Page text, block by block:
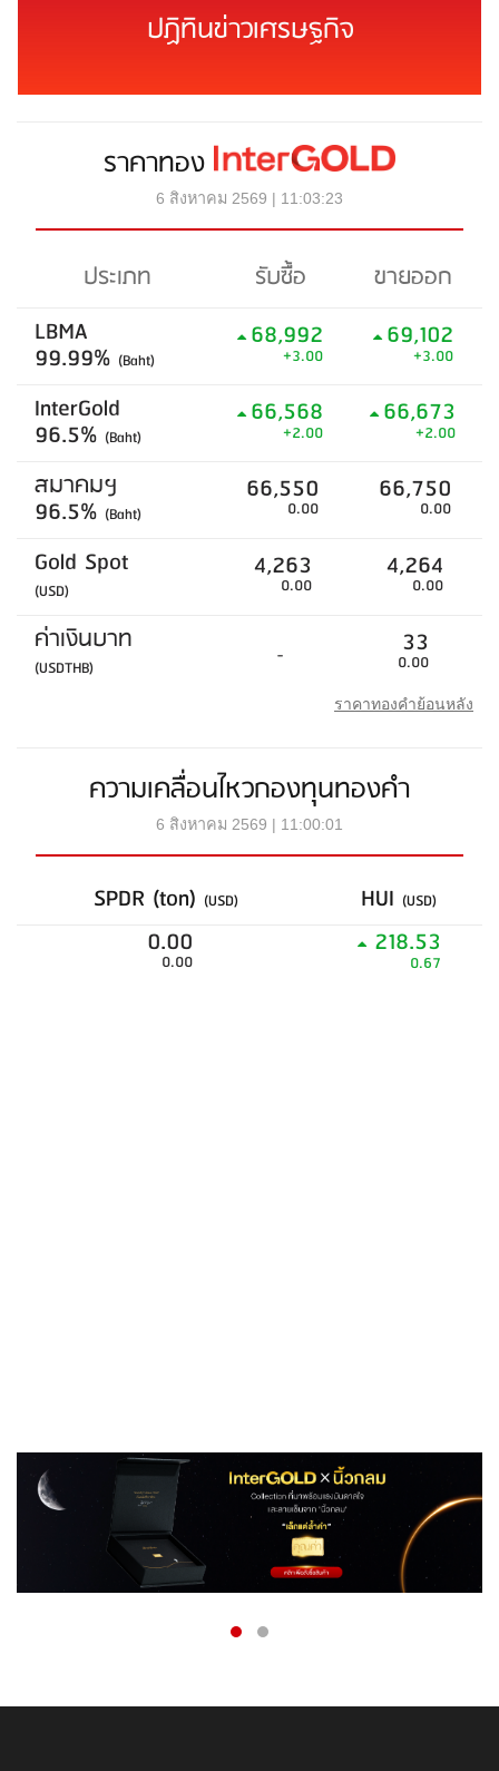
ปฏิทินข่าวเศรษฐกิจ
ราคาทอง
6 สิงหาคม 2569 | 11:03:23
ประเภท รับซื้อ
ขายออก
LBMA
99.99% (Baht)
68,992
+3.00
69,102
+3.00
InterGold
96.5% (Baht)
66,568
+2.00
66,673
+2.00
สมาคมฯ
96.5% (Baht)
66,550
0.00
66,750
0.00
Gold Spot
(USD)
4,263
0.00
4,264
0.00
ค่าเงินบาท
(USDTHB) - 33
0.00
ราคาทองคำย้อนหลัง
ความเคลื่อนไหวกองทุนทองคำ
6 สิงหาคม 2569 | 11:00:01
SPDR (ton) (USD) HUI (USD)
0.00
0.00
218.53
0.67